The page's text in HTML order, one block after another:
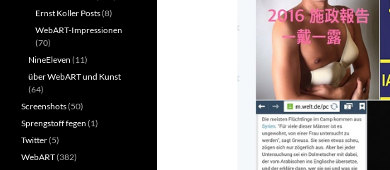
Ernst Koller Posts(8)
WebART-Impressionen
(70)
NineEleven (11)
über WebART und Kunst
(64)
Screenshots(50)
Sprengstoff fegen (1)
Twitter(5)
WebART(382)